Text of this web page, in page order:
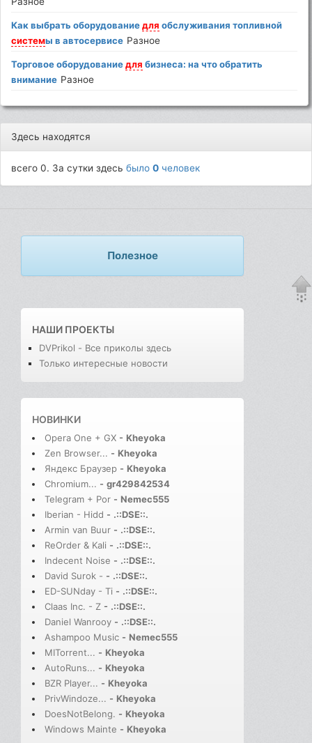
Как выбрать оборудованиедля обслуживания топливной
системы в автосервисе Разное
Торговое оборудованиедля бизнеса: на что обратить
внимание Разное
Здесь находятся
всего 0. За сутки здесьбыло0 человек
Полезное
НАШИ ПРОЕКТЫ
DVPrikol - Все приколы здесь
Только интересные новости
НОВИНКИ
Opera One + GX - Kheyoka
Zen Browser... - Kheyoka
Яндекс Браузер - Kheyoka
Chromium... - gr429842534
Telegram + Por - Nemec555
Iberian - Hidd - .::DSE::.
Armin van Buur - .::DSE::.
ReOrder & Kali - .::DSE::.
Indecent Noise - .::DSE::.
David Surok - - .::DSE::.
ED-SUNday - Ti - .::DSE::.
Claas Inc. - Z - .::DSE::.
Daniel Wanrooy - .::DSE::.
Ashampoo Music - Nemec555
MITorrent... - Kheyoka
AutoRuns... - Kheyoka
BZR Player... - Kheyoka
PrivWindoze... - Kheyoka
DoesNotBelong. - Kheyoka
Windows Mainte - Kheyoka